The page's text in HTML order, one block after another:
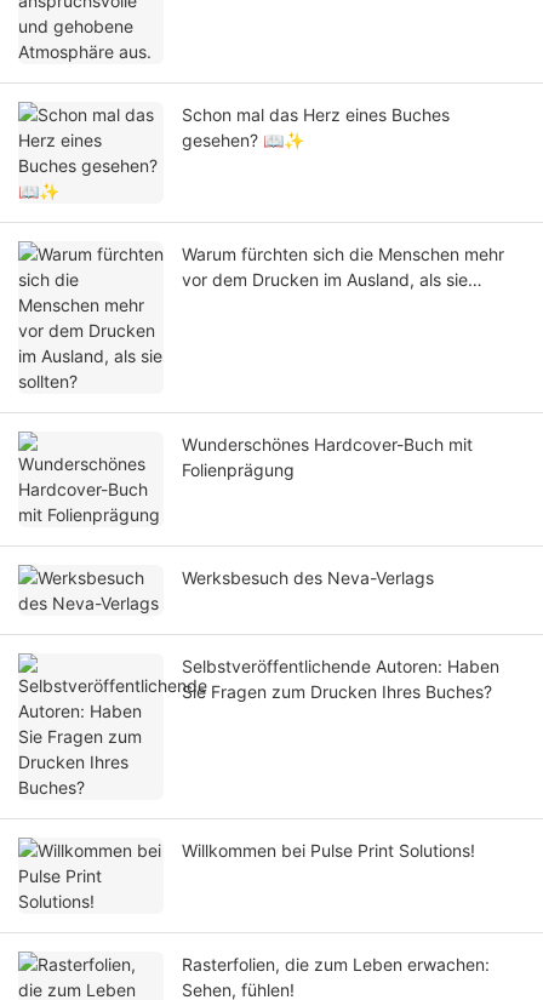
Schon mal das Herz eines Buches
gesehen? 📖✨
Warum fürchten sich die Menschen mehr
vor dem Drucken im Ausland, als sie
Wunderschönes Hardcover-Buch mit
Folienprägung
Werksbesuch des Neva-Verlags
Selbstveröffentlichende Autoren: Haben
Sie Fragen zum Drucken Ihres Buches?
Willkommen bei Pulse Print Solutions!
Rasterfolien, die zum Leben erwachen:
Sehen, fühlen!